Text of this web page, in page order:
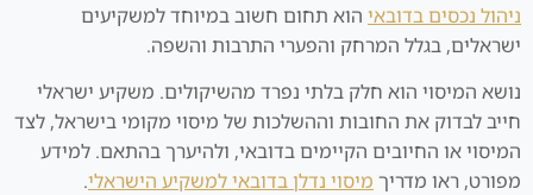
ניהול נכסים בדובאי הוא תחום חשוב במיוחד למשקיעים
ישראלים, בגלל המרחק והפערי התרבות והשפה.
נושא המיסוי הוא חלק בלתי נפרד מהשיקולים. משקיע ישראלי
חייב לבדוק את החובות וההשלכות של מיסוי מקומי בישראל, לצד
המיסוי או החיובים הקיימים בדובאי, ולהיערך בהתאם. למידע
מפורט, ראו מדריך מיסוי נדלן בדובאי למשקיע הישראלי.